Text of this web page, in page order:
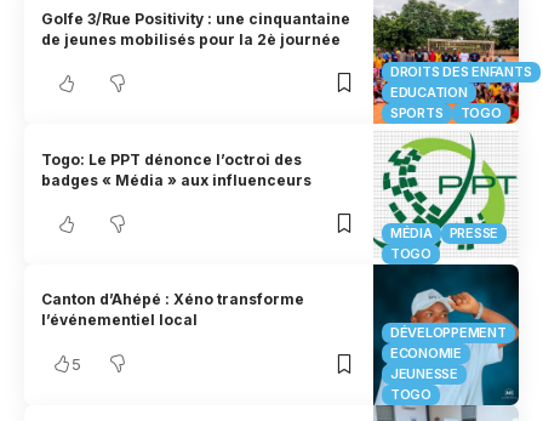
DROITS DES ENFANTS
EDUCATION
SPORTS
TOGO
Golfe 3/Rue Positivity : une cinquantaine
de jeunes mobilisés pour la 2è journée
MÉDIA
PRESSE
TOGO
Togo: Le PPT dénonce l’octroi des
badges « Média » aux influenceurs
DÉVELOPPEMENT
ECONOMIE
JEUNESSE
TOGO
Canton d’Ahépé : Xéno transforme
l’événementiel local
5